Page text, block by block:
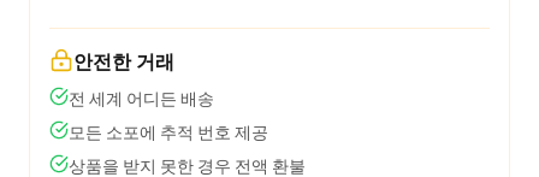
안전한 거래
전 세계 어디든 배송
모든 소포에 추적 번호 제공
상품을 받지 못한 경우 전액 환불